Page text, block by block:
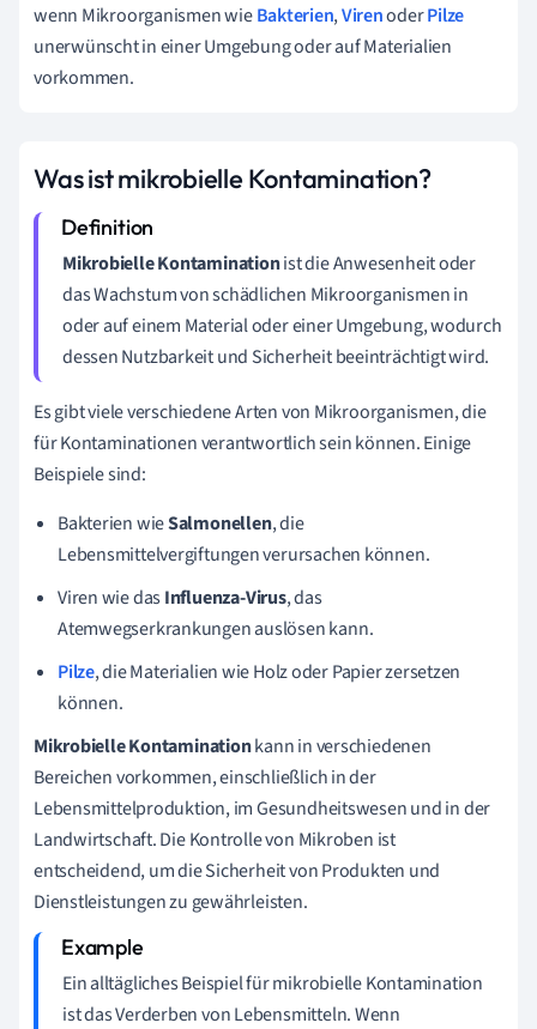
wenn Mikroorganismen wieBakterien,VirenoderPilze
unerwünscht in einer Umgebung oder auf Materialien
vorkommen.
Was ist mikrobielle Kontamination?
Mikrobielle Kontaminationist die Anwesenheit oder
das Wachstum von schädlichen Mikroorganismen in
oder auf einem Material oder einer Umgebung, wodurch
dessen Nutzbarkeit und Sicherheit beeinträchtigt wird.
Es gibt viele verschiedene Arten von Mikroorganismen, die
für Kontaminationen verantwortlich sein können. Einige
Beispiele sind:
Bakterien wieSalmonellen, die
Lebensmittelvergiftungen verursachen können.
Viren wie dasInfluenza-Virus, das
Atemwegserkrankungen auslösen kann.
Pilze, die Materialien wie Holz oder Papier zersetzen
können.
Mikrobielle Kontaminationkann in verschiedenen
Bereichen vorkommen, einschließlich in der
Lebensmittelproduktion, im Gesundheitswesen und in der
Landwirtschaft. Die Kontrolle von Mikroben ist
entscheidend, um die Sicherheit von Produkten und
Dienstleistungen zu gewährleisten.
Ein alltägliches Beispiel für mikrobielle Kontamination
ist das Verderben von Lebensmitteln. Wenn